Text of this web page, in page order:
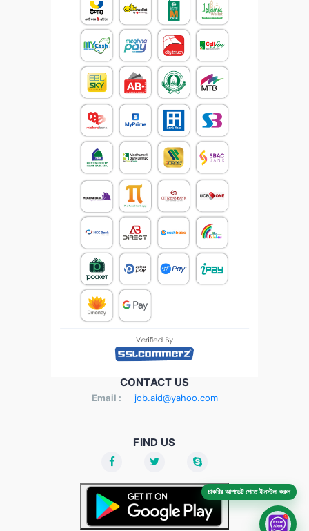
CONTACT US
Email : job.aid@yahoo.com
FIND US
চাকরির আপডেট পেতে ইনস্টল করুন